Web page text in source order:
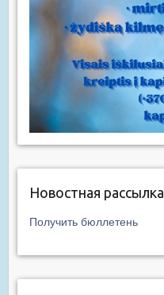
Новостная рассылка
Получить бюллетень